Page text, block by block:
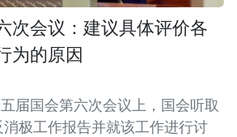
次会议：建议具体评价各
为的原因
届国会第六次会议上，国会听取
消极工作报告并就该工作进行讨